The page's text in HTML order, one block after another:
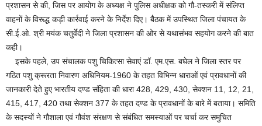
प्रशासन से की, जिस पर आयोग के अध्यक्ष ने पुलिस अधीक्षक को गौ-तस्करी में संलिप्त
वाहनों के विरूद्ध कड़ी कार्रवाई करने के निर्देश दिए। बैैठक में उपस्थित जिला पंचायत के
सी.ई.ओ. श्री मयंक चतुर्वेदी ने जिला प्रशासन की ओर से यथासंभव सहयोग करने की बात
कही।
इसके पहले, उप संचालक पशु चिकित्सा सेवाएं डॉ. एम.एस. बघेल ने जिला स्तर पर
गठित पशु क्रूरता निवारण अधिनियम-1960 के तहत विभिन्न धाराओं एवं प्रावधानों की
जानकारी देते हुए भारतीय दण्ड संहिता की धारा 428, 429, 430, सेक्शन 11, 12, 21,
415, 417, 420 तथा सेक्शन 377 के तहत दण्ड के प्रावधानों के बारे में बताया। समिति
के सदस्यों ने गौशाला एवं गौवंश संरक्षण से संबंधित समस्याओं पर चर्चा कर समुचित